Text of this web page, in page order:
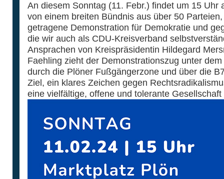
An diesem Sonntag (11. Febr.) findet um 15 Uhr
von einem breiten Bündnis aus über 50
getragene Demonstration für Demokratie und
die wir auch als CDU-Kreisverband
Ansprachen von Kreispräsidentin Hildegard
Faehling zieht der Demonstrationszug unter
durch die Plöner Fußgängerzone und über die
Ziel, ein klares Zeichen gegen
eine vielfältige, offene und tolerante